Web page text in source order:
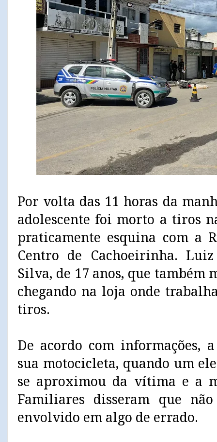
Por volta das 11 horas da
adolescente foi morto a tiros
praticamente esquina com a
Centro de Cachoeirinha.
Silva, de 17 anos, que também
chegando na loja onde
tiros.
De acordo com informações,
sua motocicleta, quando um
se aproximou da vítima e a
Familiares disseram que
envolvido em algo de errado.